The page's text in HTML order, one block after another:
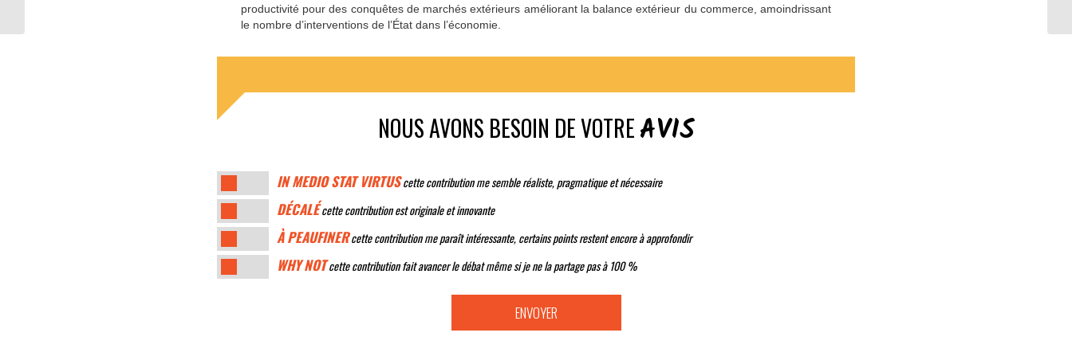
productivité pour des conquêtes de marchés extérieurs améliorant la balance extérieur du commerce, amoindrissant
le nombre d’interventions de l’État dans l’économie.
NOUS AVONS BESOIN DE VOTREAVIS
IN MEDIO STAT VIRTUScette contribution me semble réaliste, pragmatique et nécessaire
DÉCALÉcette contribution est originale et innovante
À PEAUFINERcette contribution me paraît intéressante, certains points restent encore à approfondir
WHY NOTcette contribution fait avancer le débat même si je ne la partage pas à 100 %